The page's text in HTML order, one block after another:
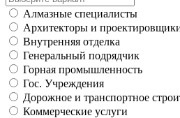
Алмазные специалисты
Архитекторы и
Внутренняя отделка
Генеральный подрядчик
Горная промышленность
Гос. Учреждения
Дорожное и транспортное
Коммерческие услуги